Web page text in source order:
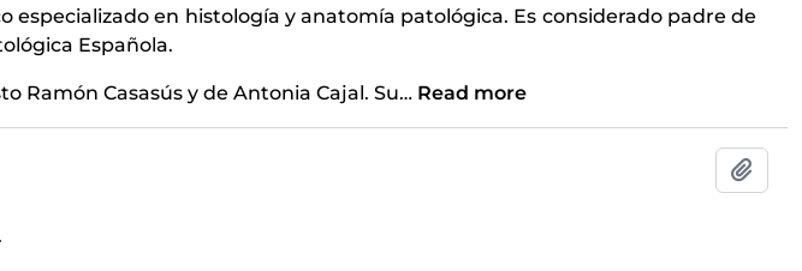
especializado en histología y anatomía patológica. Es considerado padre de
Española.
Ramón Casasús y de Antonia Cajal. Su… Read more